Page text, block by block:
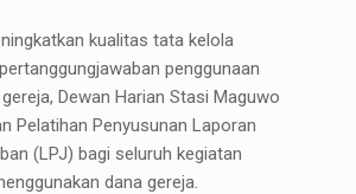
kualitas tata kelola
penggunaan
Dewan Harian Stasi Maguwo
Pelatihan Penyusunan Laporan
(LPJ) bagi seluruh kegiatan
dana gereja.